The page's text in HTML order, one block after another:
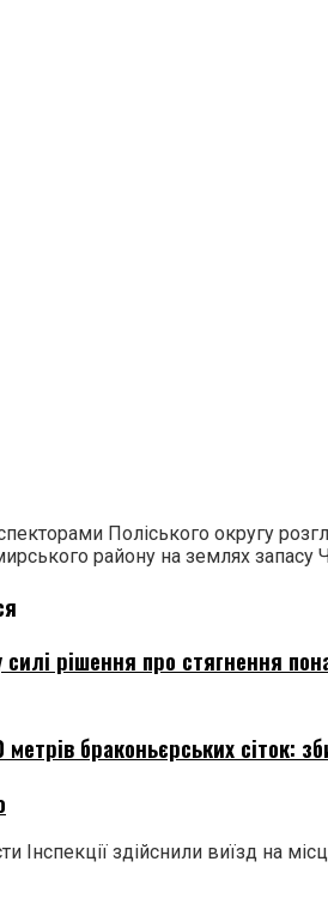
Поліського округу
району на землях запасу
рішення про стягнення
браконьєрських сіток:
Інспекції здійснили виїзд на